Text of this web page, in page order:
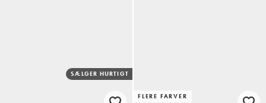
SÆLGER HURTIGT
FLERE FARVER